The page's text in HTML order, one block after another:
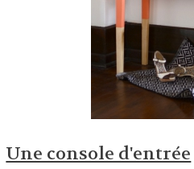
Une console d'entrée